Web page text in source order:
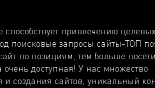
привлечению целевых
поисковые запросы сайты-ТОП
по позициям, тем больше
доступная! У нас множество
создания сайтов, уникальный